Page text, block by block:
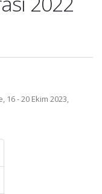
16 - 20 Ekim 2023,